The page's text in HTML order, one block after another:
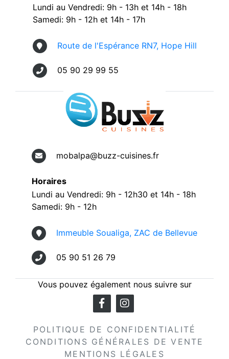
Lundi au Vendredi: 9h - 13h et 14h - 18h
Samedi: 9h - 12h et 14h - 17h
Route de l'Espérance RN7, Hope Hill
05 90 29 99 55
mobalpa@buzz-cuisines.fr
Horaires
Lundi au Vendredi: 9h - 12h30 et 14h - 18h
Samedi: 9h - 12h
Immeuble Soualiga, ZAC de Bellevue
05 90 51 26 79
Vous pouvez également nous suivre sur
POLITIQUE DE CONFIDENTIALITÉ
CONDITIONS GÉNÉRALES DE VENTE
MENTIONS LÉGALES